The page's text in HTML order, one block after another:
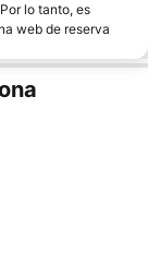
lo tanto, es
web de reserva